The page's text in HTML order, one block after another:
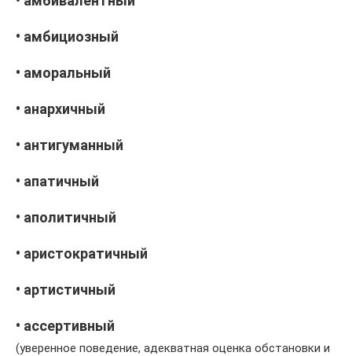
• амбициозный
• аморальный
• анархичный
• антигуманный
• апатичный
• аполитичный
• аристократичный
• артистичный
• ассертивный
(уверенное поведение, адекватная оценка обстановки и